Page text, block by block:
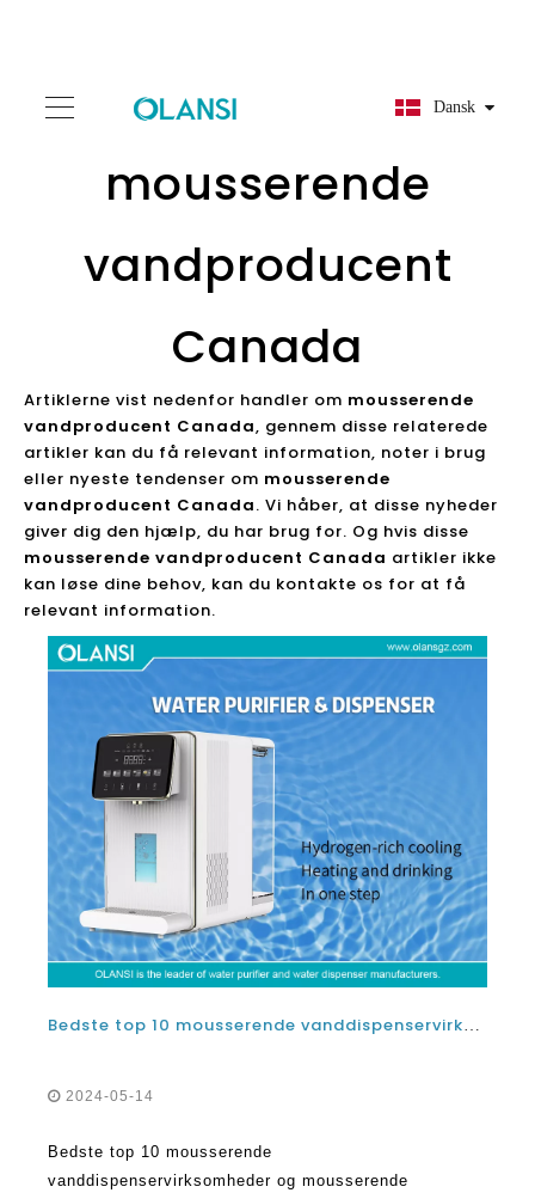
Dansk
mousserende
vandproducent
Canada
Artiklerne vist nedenfor handler om mousserende
vandproducent Canada, gennem disse relaterede
artikler kan du få relevant information, noter i brug
eller nyeste tendenser om mousserende
vandproducent Canada. Vi håber, at disse nyheder
giver dig den hjælp, du har brug for. Og hvis disse
mousserende vandproducent Canada artikler ikke
kan løse dine behov, kan du kontakte os for at få
relevant information.
Bedste top 10 mousserende vanddispenservirksomheder og mousserende vandproducentmærker i USA
2024-05-14
Bedste top 10 mousserende
vanddispenservirksomheder og mousserende